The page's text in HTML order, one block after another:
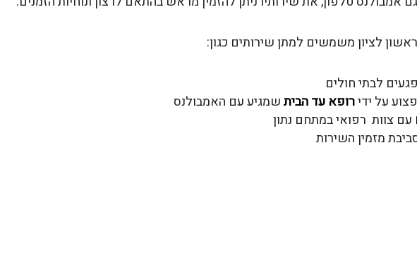
לציון משמשים למתן שירותים כגון:
לבתי חולים
על ידירופא עד הביתשמגיע עם האמבולנס
עם צוות רפואי במתחם נתון
מזמין השירות